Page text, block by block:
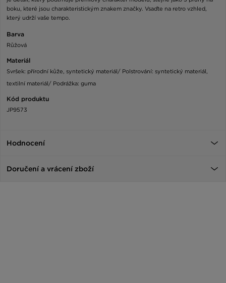
boku, které jsou charakteristickým znakem značky. Vsaďte na retro vzhled,
který udrží vaše tempo.
Barva
Růžová
Materiál
Svršek: přírodní kůže, syntetický materiál/ Polstrování: syntetický materiál,
textilní materiál/ Podrážka: guma
Kód produktu
JP9573
Hodnocení
Doručení a vrácení zboží